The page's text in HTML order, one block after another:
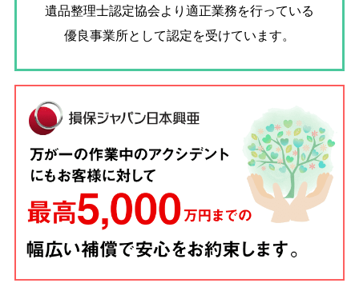
遺品整理士認定協会より適正業務を行っている
優良事業所として認定を受けています。